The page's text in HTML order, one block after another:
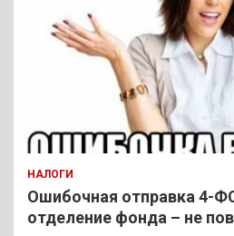
НАЛОГИ
Ошибочная отправка 4-
отделение фонда – не